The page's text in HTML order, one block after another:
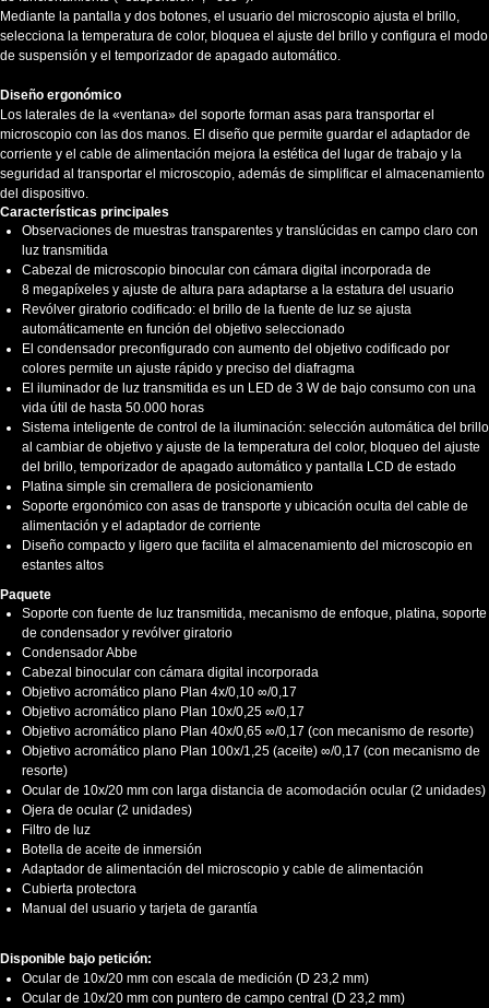
Mediante la pantalla y dos botones, el usuario del microscopio ajusta el brillo,
selecciona la temperatura de color, bloquea el ajuste del brillo y configura el modo
de suspensión y el temporizador de apagado automático.
Diseño ergonómico
Los laterales de la «ventana» del soporte forman asas para transportar el
microscopio con las dos manos. El diseño que permite guardar el adaptador de
corriente y el cable de alimentación mejora la estética del lugar de trabajo y la
seguridad al transportar el microscopio, además de simplificar el almacenamiento
del dispositivo.
Características principales
Observaciones de muestras transparentes y translúcidas en campo claro con
luz transmitida
Cabezal de microscopio binocular con cámara digital incorporada de
8 megapíxeles y ajuste de altura para adaptarse a la estatura del usuario
Revólver giratorio codificado: el brillo de la fuente de luz se ajusta
automáticamente en función del objetivo seleccionado
El condensador preconfigurado con aumento del objetivo codificado por
colores permite un ajuste rápido y preciso del diafragma
El iluminador de luz transmitida es un LED de 3 W de bajo consumo con una
vida útil de hasta 50.000 horas
Sistema inteligente de control de la iluminación: selección automática del brillo
al cambiar de objetivo y ajuste de la temperatura del color, bloqueo del ajuste
del brillo, temporizador de apagado automático y pantalla LCD de estado
Platina simple sin cremallera de posicionamiento
Soporte ergonómico con asas de transporte y ubicación oculta del cable de
alimentación y el adaptador de corriente
Diseño compacto y ligero que facilita el almacenamiento del microscopio en
estantes altos
Paquete
Soporte con fuente de luz transmitida, mecanismo de enfoque, platina, soporte
de condensador y revólver giratorio
Condensador Abbe
Cabezal binocular con cámara digital incorporada
Objetivo acromático plano Plan 4x/0,10 ∞/0,17
Objetivo acromático plano Plan 10x/0,25 ∞/0,17
Objetivo acromático plano Plan 40x/0,65 ∞/0,17 (con mecanismo de resorte)
Objetivo acromático plano Plan 100x/1,25 (aceite) ∞/0,17 (con mecanismo de
resorte)
Ocular de 10x/20 mm con larga distancia de acomodación ocular (2 unidades)
Ojera de ocular (2 unidades)
Filtro de luz
Botella de aceite de inmersión
Adaptador de alimentación del microscopio y cable de alimentación
Cubierta protectora
Manual del usuario y tarjeta de garantía
Disponible bajo petición:
Ocular de 10x/20 mm con escala de medición (D 23,2 mm)
Ocular de 10x/20 mm con puntero de campo central (D 23,2 mm)